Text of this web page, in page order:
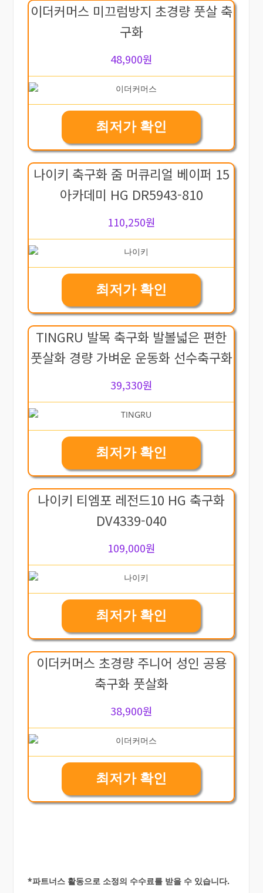
이더커머스 미끄럼방지 초경량 풋살 축
구화
48,900원
최저가 확인
나이키 축구화 줌 머큐리얼 베이퍼 15
아카데미 HG DR5943-810
110,250원
최저가 확인
TINGRU 발목 축구화 발볼넓은 편한
풋살화 경량 가벼운 운동화 선수축구화
39,330원
최저가 확인
나이키 티엠포 레전드10 HG 축구화
DV4339-040
109,000원
최저가 확인
이더커머스 초경량 주니어 성인 공용
축구화 풋살화
38,900원
최저가 확인
*파트너스 활동으로 소정의 수수료를 받을 수 있습니다.